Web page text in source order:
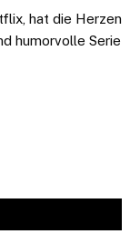
hat die Herzen
humorvolle Serie